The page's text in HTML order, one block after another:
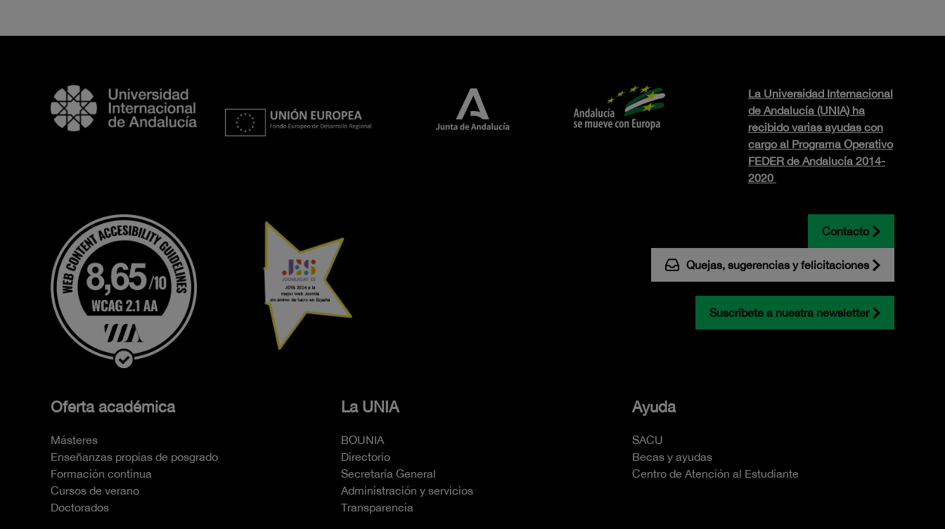
La Universidad Internacional
de Andalucía (UNIA) ha
recibido varias ayudas con
cargo al Programa Operativo
FEDER de Andalucía 2014-
2020
Contacto
Quejas, sugerencias y felicitaciones
Suscríbete a nuestra newsletter
Oferta académica
Másteres
Enseñanzas propias de posgrado
Formación continua
Cursos de verano
Doctorados
La UNIA
BOUNIA
Directorio
Secretaría General
Administración y servicios
Transparencia
Ayuda
SACU
Becas y ayudas
Centro de Atención al Estudiante